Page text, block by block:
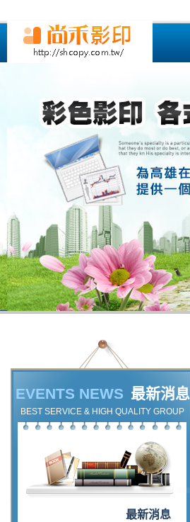
EVENTS NEWS 最新消息
BEST SERVICE & HIGH QUALITY GROUP
最新消息